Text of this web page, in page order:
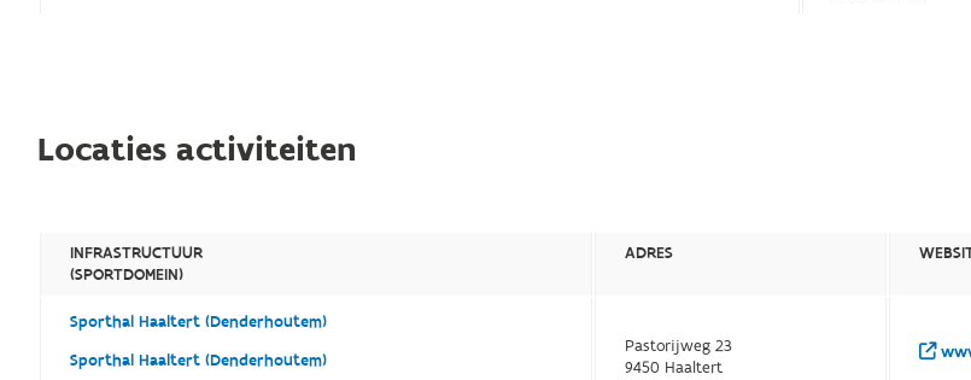
Locaties activiteiten
INFRASTRUCTUUR
(SPORTDOMEIN)
ADRES
Sporthal Haaltert (Denderhoutem)
Sporthal Haaltert (Denderhoutem)
Pastorijweg 23
9450 Haaltert